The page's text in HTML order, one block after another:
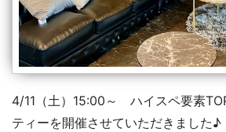
4/11（土）15:00～ ハイスペ要素
ティーを開催させていただきました♪